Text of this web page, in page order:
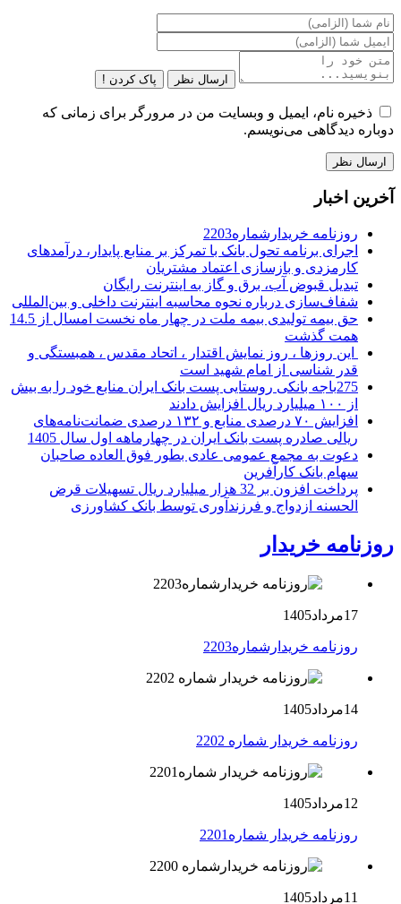
ارسال نظر پاک کردن !
ذخیره نام، ایمیل و وبسایت من در مرورگر برای زمانی که
دوباره دیدگاهی می‌نویسم.
آخرین اخبار
روزنامه خریدارشماره2203
اجرای برنامه تحول بانک با تمرکز بر منابع پایدار، درآمدهای
کارمزدی و بازسازی اعتماد مشتریان
تبدیل قبوض آب، برق و گاز به اینترنت رایگان
شفاف‌سازی درباره نحوه محاسبه اینترنت داخلی و بین‌المللی
حق بیمه تولیدی بیمه ملت در چهار ماه نخست امسال از 14.5
همت گذشت
این روزها ، روز نمایش اقتدار ، اتحاد مقدس ، همبستگی و
قدر شناسی از امام شهید است
275باجه بانکی روستایی پست بانک ایران منابع خود را به بیش
از ۱۰۰ میلیارد ریال افزایش دادند
افزایش ۷۰ درصدی منابع و ۱۳۲ درصدی ضمانت‌نامه‌های
ریالی صادره پست بانک ایران در چهارماهه اول سال 1405
دعوت به مجمع عمومی عادی بطور فوق العاده صاحبان
سهام بانک کارآفرین
پرداخت افزون بر 32 هزار میلیارد ریال تسهیلات قرض
الحسنه ازدواج و فرزندآوری توسط بانک کشاورزی
روزنامه خریدار
17مرداد1405
روزنامه خریدارشماره2203
14مرداد1405
روزنامه خریدار شماره 2202
12مرداد1405
روزنامه خریدار شماره2201
11مرداد1405